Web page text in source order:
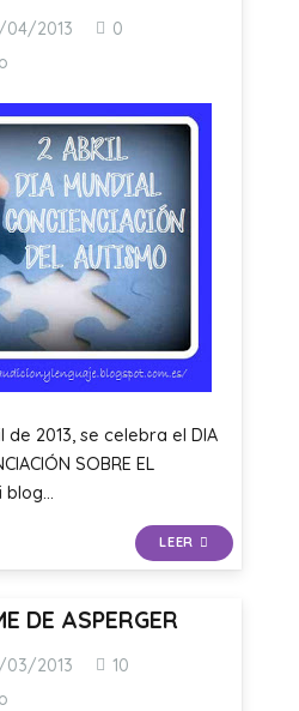
04/2013
0
de 2013, se celebra el DIA
SOBRE EL
blog…
LEER
DE ASPERGER
03/2013 10